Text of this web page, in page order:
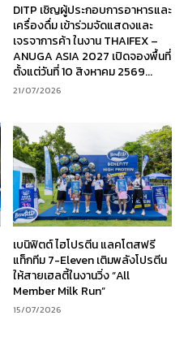
DITP เชิญผู้ประกอบการอาหารและ
เครื่องดื่ม เข้าร่วมจัดแสดงและ
เจรจาการค้า ในงาน THAIFEX –
ANUGA ASIA 2027 เปิดจองพื้นที่
ตั้งแต่วันที่ 10 สิงหาคม 2569...
21/07/2026
เบนิฟิตต์ ไฮโปรตีน แลคโตสฟรี
แท็กทีม 7-Eleven เติมพลังโปรตีน
ให้สายเฮลตี้ในงานวิ่ง “All
Member Milk Run”
15/07/2026